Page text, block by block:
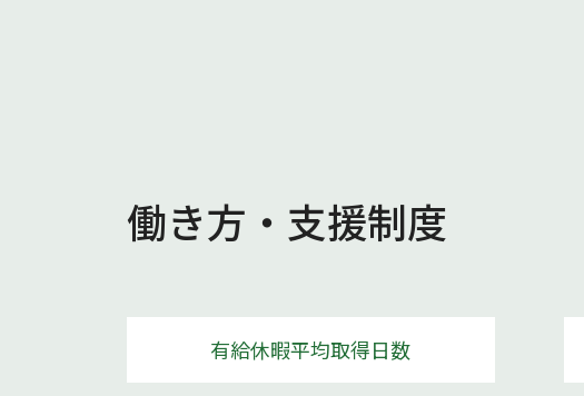
働き方・支援制度
有給休暇平均取得日数